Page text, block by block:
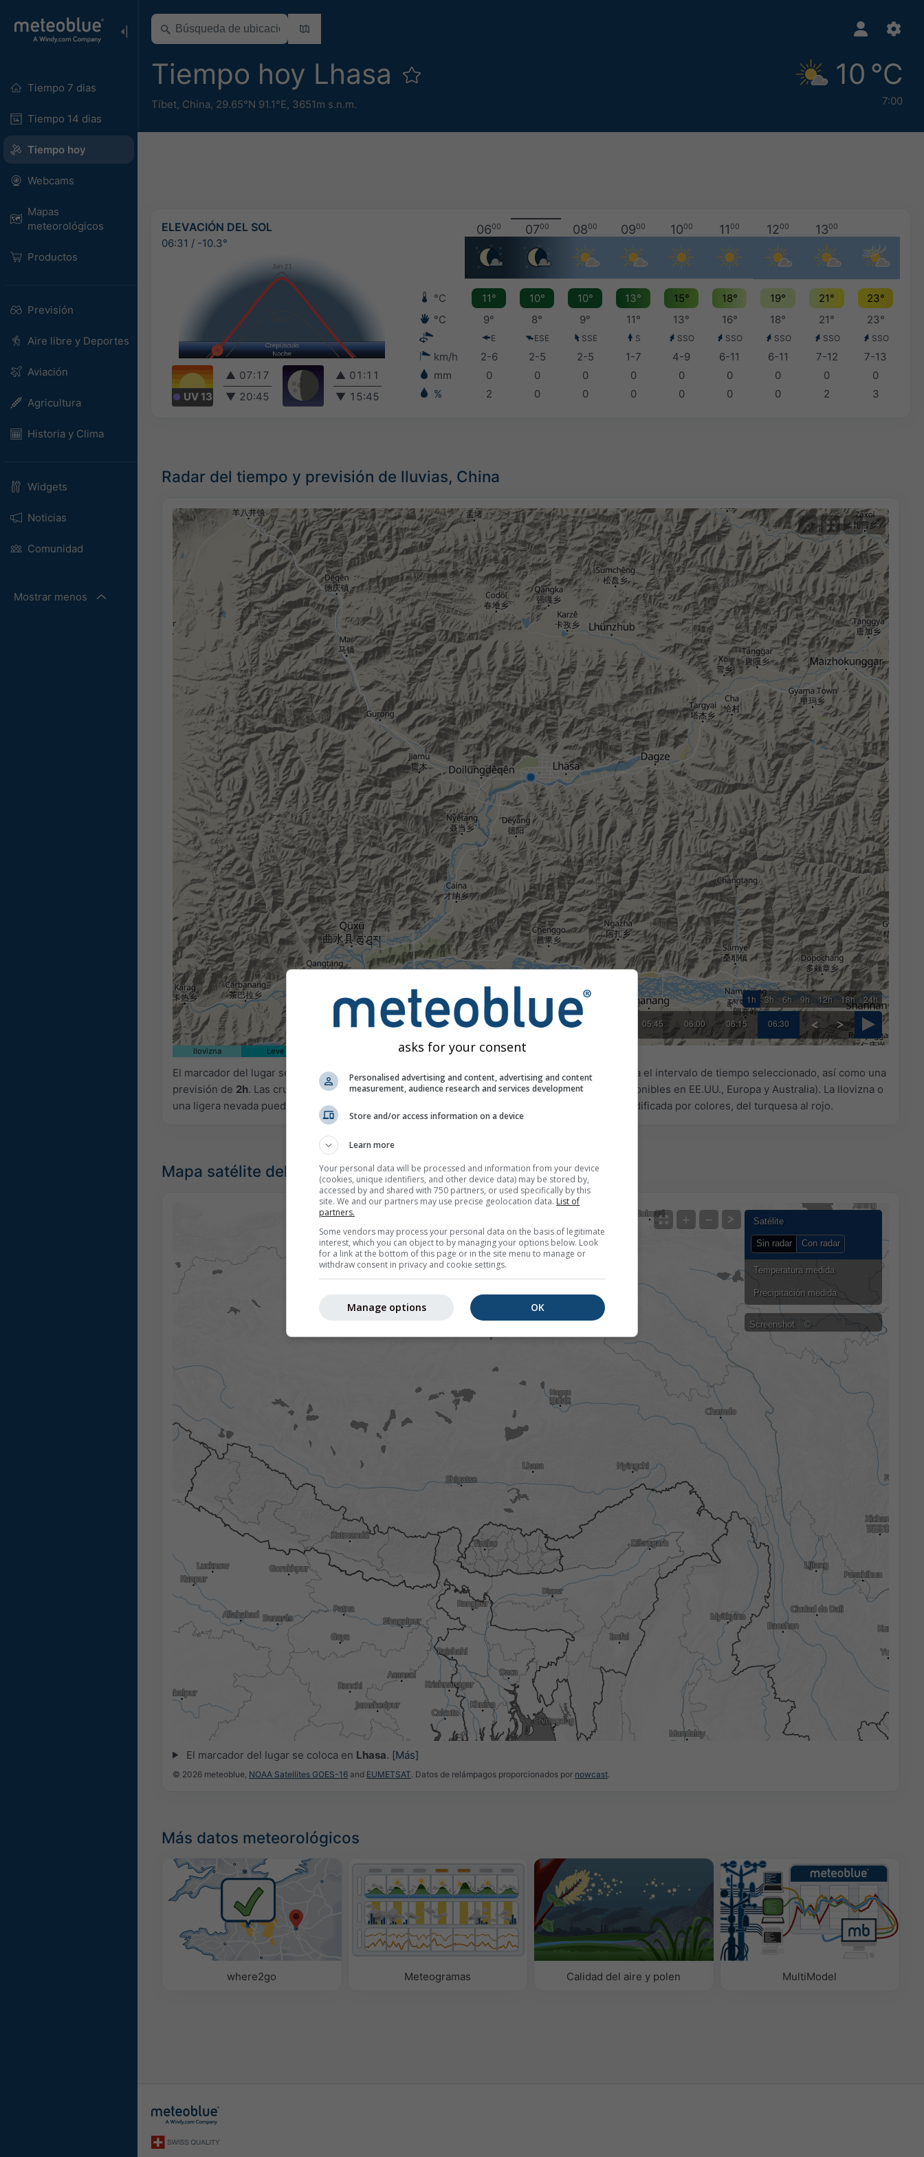
Tiempo 7 dias
Tiempo 14 dias
Tiempo hoy
Webcams
Mapas
meteorológicos
Productos
Previsión
Aire libre y Deportes
Aviación
Agricultura
Historia y Clima
Widgets
Noticias
Comunidad
Mostrar menos
Tiempo hoy Lhasa
Tíbet, China, 29.65°N 91.1°E, 3651m s.n.m.
10 °C
7:00
ELEVACIÓN DEL SOL
06:31 / -10.3°
UV 13
▲ 07:17
▼ 20:45
▲ 01:11
▼ 15:45
0600 0700 0800 0900 1000 1100 1200 1300
°C 11° 10° 10° 13° 15° 18° 19° 21°
23°
°C
9° 8° 9° 11° 13° 16° 18° 21° 23°
E ESE SSE S SSO SSO SSO SSO SSO
km/h 2-6 2-5 2-5 1-7 4-9 6-11 6-11 7-12
7-13
mm
0 0 0 0 0 0 0 0
0
%
2 0 0 0 0 0 0 2 3
Radar del tiempo y previsión de lluvias, China
1h 3h 6h 9h 12h 18h 24h
05:45 06:00 06:15 06:30
© + −
llovizna Leve Fuerte Muy fuerte
El marcador del lugar se coloca en Lhasa. Esta animación muestra el radar de precipitación
para el intervalo de tiempo seleccionado, así como una
previsión de 2h. Las cruces naranjas indican rayos. Datos proporcionados pornowcast.de
(disponibles en EE.UU., Europa y Australia). La llovizna o
una ligera nevada pueden ser invisibles para el radar.
está codificada por colores, del turquesa al rojo.
Mapa satélite del tiempo, China
3h 12h
03:30 04:00 04:30 04:45 05:00 05:15 05:30 05:45 06:00
Screenshot ©
Satélite
Sin radar Con radar
Temperatura medida
Precipitación medida
+ −
El marcador del lugar se coloca en Lhasa. [Más]
© 2026 meteoblue, NOAA Satellites GOES-16 and EUMETSAT. Datos de relámpagos proporcionados por nowcast.
Más datos meteorológicos
where2go Meteogramas Calidad del aire y polen MultiModel
asks for your consent
Personalised advertising and content, advertising and content
measurement, audience research and services development
Store and/or access information on a device
Learn more
Your personal data will be processed and information from your device
(cookies, unique identifiers, and other device data) may be stored by,
accessed by and shared with 750 partners, or used specifically by this
site. We and our partners may use precise geolocation data. List of
partners.
Some vendors may process your personal data on the basis of legitimate
interest, which you can object to by managing your options below. Look
for a link at the bottom of this page or in the site menu to manage or
withdraw consent in privacy and cookie settings.
OK
Manage options